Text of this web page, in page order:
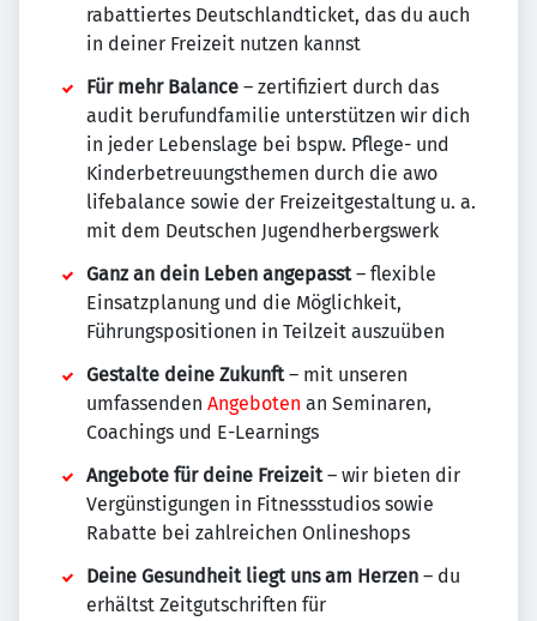
rabattiertes Deutschlandticket, das du auch
in deiner Freizeit nutzen kannst
Für mehr Balance – zertifiziert durch das
audit berufundfamilie unterstützen wir dich
in jeder Lebenslage bei bspw. Pflege- und
Kinderbetreuungsthemen durch die awo
lifebalance sowie der Freizeitgestaltung u. a.
mit dem Deutschen Jugendherbergswerk
Ganz an dein Leben angepasst– flexible
Einsatzplanung und die Möglichkeit,
Führungspositionen in Teilzeit auszuüben
Gestalte deine Zukunft– mit unseren
umfassenden Angeboten an Seminaren,
Coachings und E-Learnings
Angebote für deine Freizeit– wir bieten dir
Vergünstigungen in Fitnessstudios sowie
Rabatte bei zahlreichen Onlineshops
Deine Gesundheit liegt uns am Herzen – du
erhältst Zeitgutschriften für